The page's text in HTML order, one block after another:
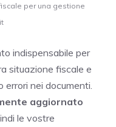
per una gestione
indispensabile per
situazione fiscale e
nei documenti.
aggiornato
le vostre